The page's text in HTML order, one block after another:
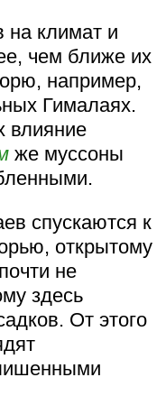
на климат и
чем ближе их
например,
Гималаях.
влияние
же муссоны
спускаются к
открытому
не
здесь
От этого